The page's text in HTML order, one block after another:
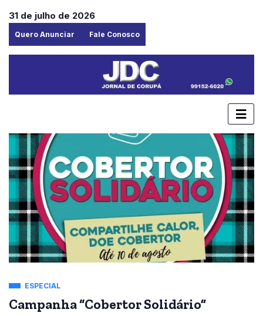
31 de julho de 2026
Quero Anunciar Fale Conosco
ESPECIAL
Campanha “Cobertor Solidário”